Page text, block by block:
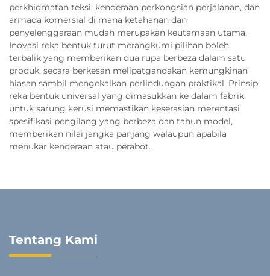
perkhidmatan teksi, kenderaan perkongsian perjalanan, dan
armada komersial di mana ketahanan dan
penyelenggaraan mudah merupakan keutamaan utama.
Inovasi reka bentuk turut merangkumi pilihan boleh
terbalik yang memberikan dua rupa berbeza dalam satu
produk, secara berkesan melipatgandakan kemungkinan
hiasan sambil mengekalkan perlindungan praktikal. Prinsip
reka bentuk universal yang dimasukkan ke dalam fabrik
untuk sarung kerusi memastikan keserasian merentasi
spesifikasi pengilang yang berbeza dan tahun model,
memberikan nilai jangka panjang walaupun apabila
menukar kenderaan atau perabot.
Tentang Kami